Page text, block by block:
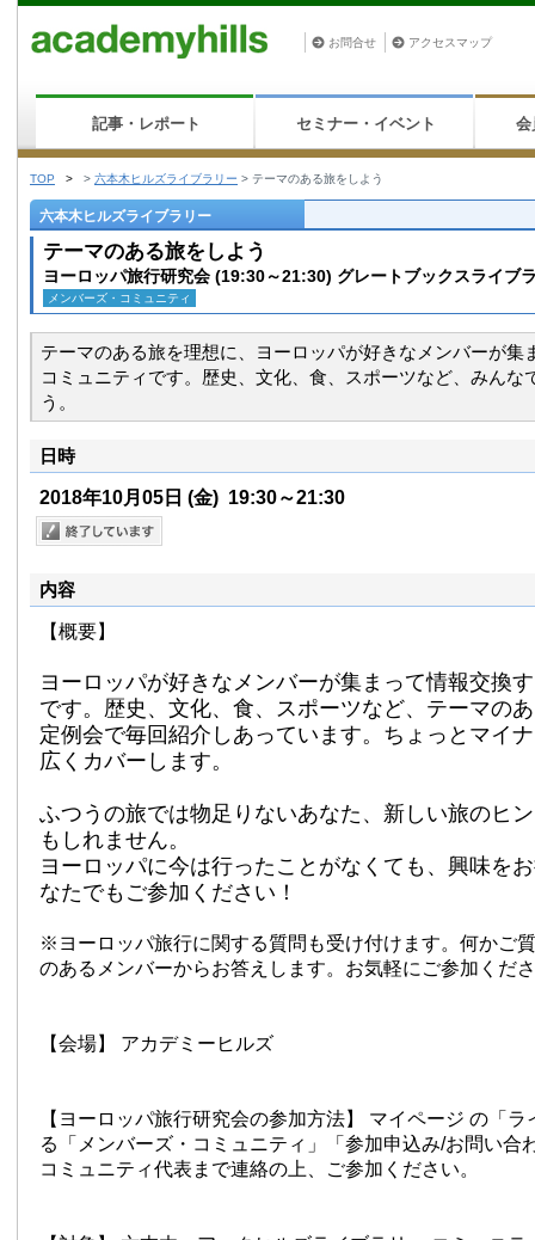
お問合せ アクセスマップ
記事・レポート セミナー・イベント 会
TOP > > 六本木ヒルズライブラリー > テーマのある旅をしよう
六本木ヒルズライブラリー
テーマのある旅をしよう
ヨーロッパ旅行研究会 (19:30～21:30) グレートブックスライブ
メンバーズ・コミュニティ
テーマのある旅を理想に、ヨーロッパが好きなメンバーが集
コミュニティです。歴史、文化、食、スポーツなど、みんな
う。
日時
2018年10月05日 (金) 19:30～21:30
内容
【概要】
ヨーロッパが好きなメンバーが集まって情報交換
です。歴史、文化、食、スポーツなど、テーマの
定例会で毎回紹介しあっています。ちょっとマイ
広くカバーします。
ふつうの旅では物足りないあなた、新しい旅のヒ
もしれません。
ヨーロッパに今は行ったことがなくても、興味を
なたでもご参加ください！
※ヨーロッパ旅行に関する質問も受け付けます。何かご
のあるメンバーからお答えします。お気軽にご参加くだ
【会場】 アカデミーヒルズ
【ヨーロッパ旅行研究会の参加方法】 マイページ の「
る「メンバーズ・コミュニティ」「参加申込み/お問い合
コミュニティ代表まで連絡の上、ご参加ください。